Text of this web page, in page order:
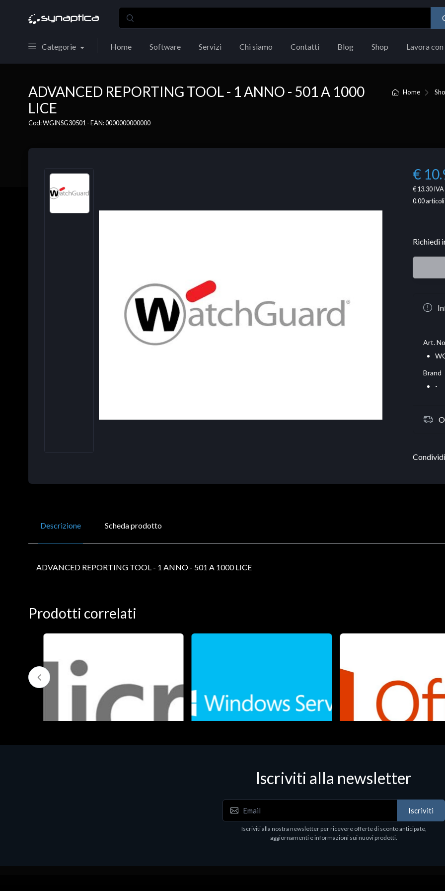
Categorie Home Software Servizi Chi siamo Contatti Blog Shop Lavora con
Home
ADVANCED REPORTING TOOL - 1 ANNO - 501 A 1000
LICE
Cod: WGINSG30501 - EAN: 0000000000000
€
€ 13.30IVA
0.00
Richiedi
Art.
Brand
-
Descrizione Scheda prodotto
ADVANCED REPORTING TOOL - 1 ANNO - 501 A 1000 LICE
Prodotti correlati
Software - Office Productivity Software - Office Productivity
Iscriviti alla newsletter
Iscriviti
Iscriviti alla nostra newsletter per ricevere offerte di sconto anticipate,
aggiornamenti e informazioni sui nuovi prodotti.